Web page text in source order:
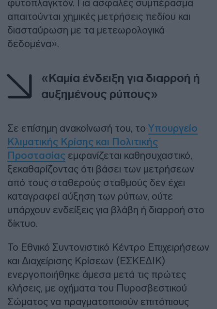
φυτοπλαγκτόν. Για ασφαλές συμπέρασμα
απαιτούνται χημικές μετρήσεις πεδίου και
διασταύρωση με τα μετεωρολογικά
δεδομένα».
«Καμία ένδειξη για διαρροή ή
αυξημένους ρύπους»
Σε επίσημη ανακοίνωσή του, το Υπουργείο
Κλιματικής Κρίσης και Πολιτικής
Προστασίας εμφανίζεται καθησυχαστικό,
ξεκαθαρίζοντας ότι βάσει των μετρήσεων
από τους σταθερούς σταθμούς δεν έχει
καταγραφεί αύξηση των ρύπων, ούτε
υπάρχουν ενδείξεις για βλάβη ή διαρροή στο
δίκτυο.
Το Εθνικό Συντονιστικό Κέντρο Επιχειρήσεων
και Διαχείρισης Κρίσεων (ΕΣΚΕΔΙΚ)
ενεργοποιήθηκε άμεσα μετά τις πρώτες
κλήσεις, με οχήματα του Πυροσβεστικού
Σώματος να πραγματοποιούν επιτόπιους